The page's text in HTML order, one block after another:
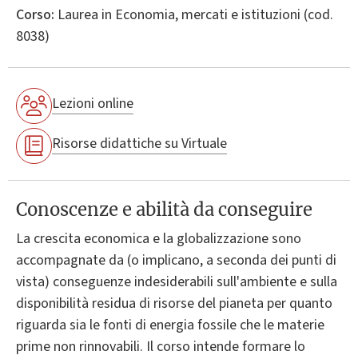
Corso: Laurea in Economia, mercati e istituzioni (cod.
8038)
Lezioni online
Risorse didattiche su Virtuale
Conoscenze e abilità da conseguire
La crescita economica e la globalizzazione sono
accompagnate da (o implicano, a seconda dei punti di
vista) conseguenze indesiderabili sull'ambiente e sulla
disponibilità residua di risorse del pianeta per quanto
riguarda sia le fonti di energia fossile che le materie
prime non rinnovabili. Il corso intende formare lo